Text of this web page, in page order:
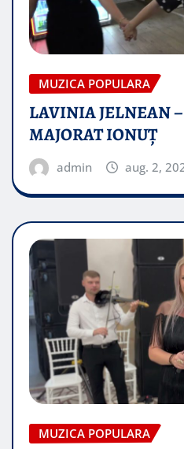
MUZICA POPULARA
LAVINIA JELNEAN
MAJORAT IONUŢ
admin aug. 2,
MUZICA POPULARA